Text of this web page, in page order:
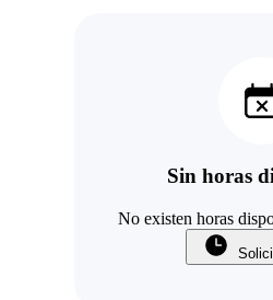
Sin horas
No existen horas